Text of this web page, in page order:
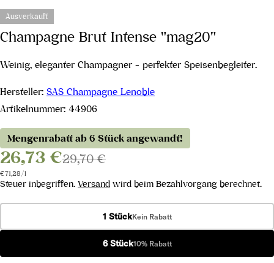
Ausverkauft
Champagne Brut Intense "mag20"
Weinig, eleganter Champagner - perfekter Speisenbegleiter.
Hersteller: SAS Champagne Lenoble
Artikelnummer: 44906
Mengenrabatt ab 6 Stück angewandt!
26,73 €29,70 €
Stückpreis
€71,28/pro
l
Steuer inbegriffen. Versand wird beim Bezahlvorgang berechnet.
1 StückKein Rabatt
6 Stück10% Rabatt